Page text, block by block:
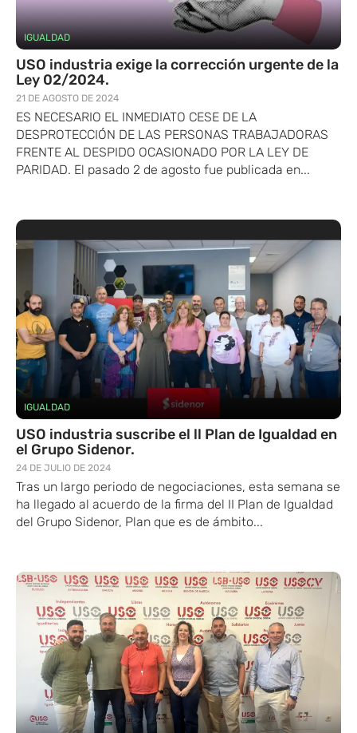
IGUALDAD
USO industria exige la corrección urgente de la
Ley 02/2024.
21 DE AGOSTO DE 2024
ES NECESARIO EL INMEDIATO CESE DE LA
DESPROTECCIÓN DE LAS PERSONAS TRABAJADORAS
FRENTE AL DESPIDO OCASIONADO POR LA LEY DE
PARIDAD. El pasado 2 de agosto fue publicada en...
IGUALDAD
USO industria suscribe el ll Plan de Igualdad en
el Grupo Sidenor.
24 DE JULIO DE 2024
Tras un largo periodo de negociaciones, esta semana se
ha llegado al acuerdo de la firma del II Plan de Igualdad
del Grupo Sidenor, Plan que es de ámbito...